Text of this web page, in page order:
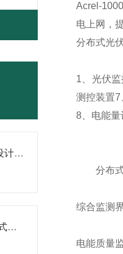
分布式光伏监控系统架构设计：从数据采集到云平台
安科瑞Acrel-1000DP分布式光伏监控系统在广西大唐至浦北高速高速项目中应用
Acrel-
电上网，
分布式光
1、光伏
测控装置
8、电能
分布式
综合监测
电能质量